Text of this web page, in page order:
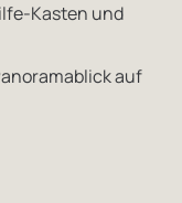
Kasten und
auf